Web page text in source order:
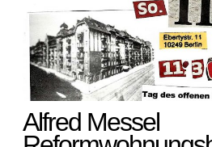
Alfred Messel